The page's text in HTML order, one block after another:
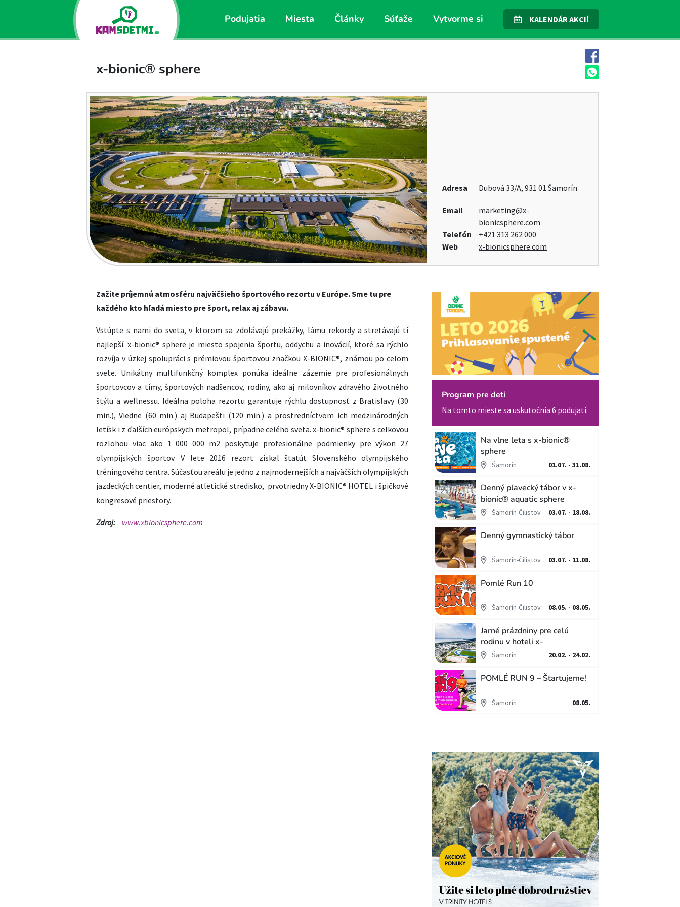
Podujatia Miesta Články Súťaže Vytvorme si KALENDÁR AKCIÍ
x-bionic® sphere
Adresa Dubová 33/A, 931 01 Šamorín
Email
marketing@x-
bionicsphere.com
Telefón
+421 313 262 000
Web
x-bionicsphere.com
Zažite príjemnú atmosféru najväčšieho športového rezortu v Európe. Sme tu pre
každého kto hľadá miesto pre šport, relax aj zábavu.
Vstúpte s nami do sveta, v ktorom sa zdolávajú prekážky, lámu rekordy a stretávajú tí
najlepší. x-bionic® sphere je miesto spojenia športu, oddychu a inovácií, ktoré sa rýchlo
rozvíja v úzkej spolupráci s prémiovou športovou značkou X-BIONIC®, známou po celom
svete. Unikátny multifunkčný komplex ponúka ideálne zázemie pre profesionálnych
športovcov a tímy, športových nadšencov, rodiny, ako aj milovníkov zdravého životného
štýlu a wellnessu. Ideálna poloha rezortu garantuje rýchlu dostupnosť z Bratislavy (30
min.), Viedne (60 min.) aj Budapešti (120 min.) a prostredníctvom ich medzinárodných
letísk i z ďalších európskych metropol, prípadne celého sveta. x-bionic® sphere s celkovou
rozlohou viac ako 1 000 000 m2 poskytuje profesionálne podmienky pre výkon 27
olympijských športov. V lete 2016 rezort získal štatút Slovenského olympijského
tréningového centra. Súčasťou areálu je jedno z najmodernejších a najväčších olympijských
jazdeckých centier, moderné atletické stredisko, prvotriedny X-BIONIC® HOTEL i špičkové
kongresové priestory.
Zdroj: www.xbionicsphere.com
Program pre deti
Na tomto mieste sa uskutočnia 6 podujatí.
Na vlne leta s x-bionic®
sphere
Šamorín 01.07. - 31.08.
Denný plavecký tábor v x-
bionic® aquatic sphere
Šamorín-Čilistov 03.07. - 18.08.
Denný gymnastický tábor
Šamorín-Čilistov 03.07. - 11.08.
Pomlé Run 10
Šamorín-Čilistov 08.05. - 08.05.
Jarné prázdniny pre celú
rodinu v hoteli x-
bionic®sphere
Šamorín 20.02. - 24.02.
POMLÉ RUN 9 – Štartujeme!
Šamorín 08.05.